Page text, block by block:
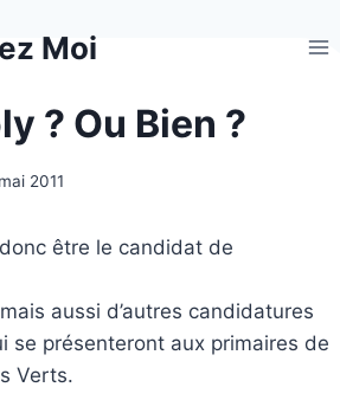
Moi
? Ou Bien ?
2011
être le candidat de
aussi d’autres candidatures
se présenteront aux primaires de
Verts.